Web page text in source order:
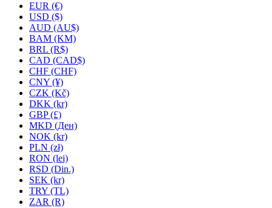
EUR (€)
USD ($)
AUD (AU$)
BAM (KM)
BRL (R$)
CAD (CAD$)
CHF (CHF)
CNY (¥)
CZK (Kč)
DKK (kr)
GBP (£)
MKD (Ден)
NOK (kr)
PLN (zł)
RON (lei)
RSD (Din.)
SEK (kr)
TRY (TL)
ZAR (R)